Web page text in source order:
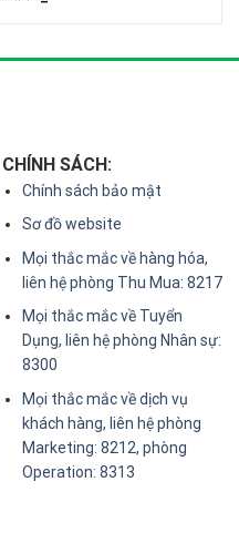
CHÍNH SÁCH:
Chính sách bảo mật
Sơ đồ website
Mọi thắc mắc về hàng hóa,
liên hệ phòng Thu Mua: 8217
Mọi thắc mắc về Tuyển
Dụng, liên hệ phòng Nhân sự:
8300
Mọi thắc mắc về dịch vụ
khách hàng, liên hệ phòng
Marketing: 8212, phòng
Operation: 8313